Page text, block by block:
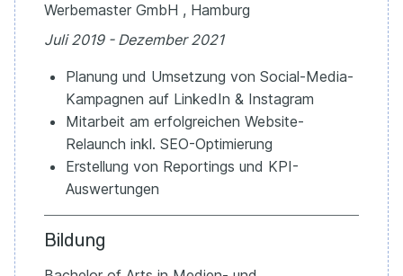
Werbemaster GmbH , Hamburg
Juli 2019 - Dezember 2021
Planung und Umsetzung von Social-Media-
Kampagnen auf LinkedIn & Instagram
Mitarbeit am erfolgreichen Website-
Relaunch inkl. SEO-Optimierung
Erstellung von Reportings und KPI-
Auswertungen
Bildung